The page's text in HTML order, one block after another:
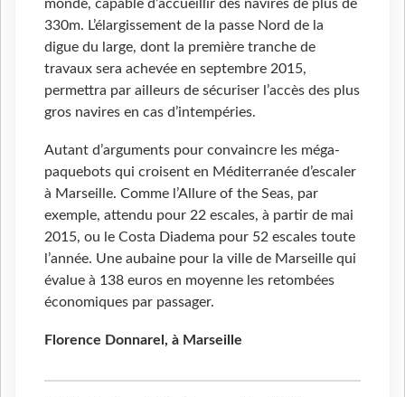
monde, capable d’accueillir des navires de plus de
330m. L’élargissement de la passe Nord de la
digue du large, dont la première tranche de
travaux sera achevée en septembre 2015,
permettra par ailleurs de sécuriser l’accès des plus
gros navires en cas d’intempéries.
Autant d’arguments pour convaincre les méga-
paquebots qui croisent en Méditerranée d’escaler
à Marseille. Comme l’Allure of the Seas, par
exemple, attendu pour 22 escales, à partir de mai
2015, ou le Costa Diadema pour 52 escales toute
l’année. Une aubaine pour la ville de Marseille qui
évalue à 138 euros en moyenne les retombées
économiques par passager.
Florence Donnarel, à Marseille